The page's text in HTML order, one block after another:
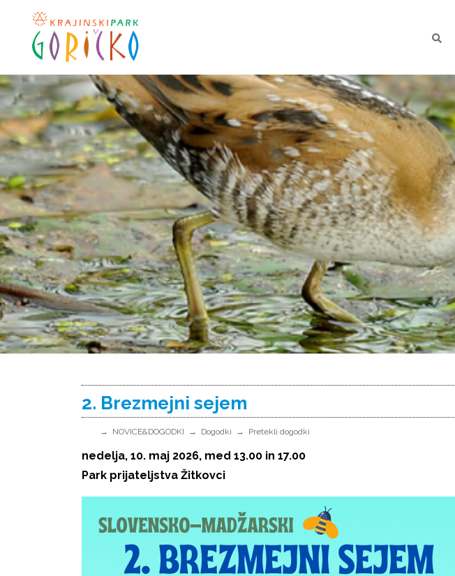
2. Brezmejni sejem
NOVICE&DOGODKI Dogodki Pretekli dogodki
nedelja, 10. maj 2026, med 13.00 in 17.00
Park prijateljstva Žitkovci